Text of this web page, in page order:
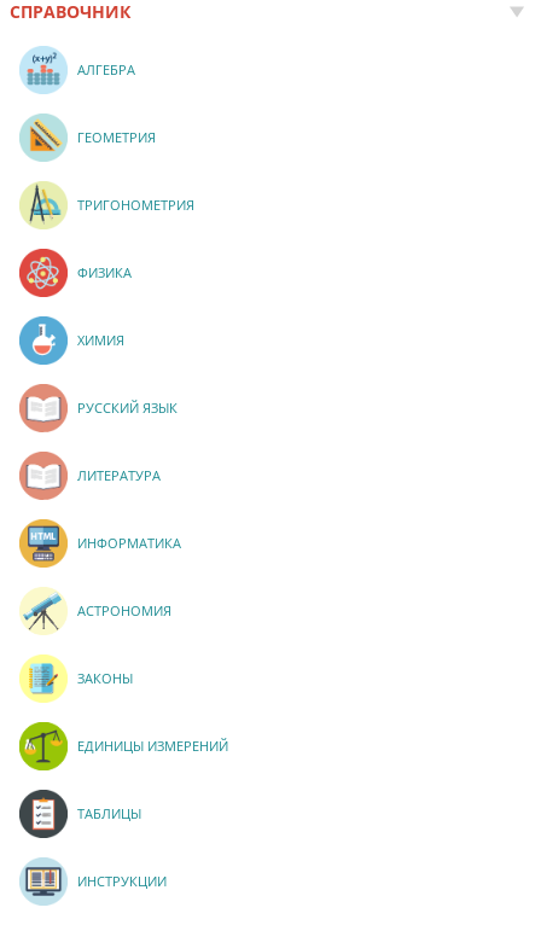
СПРАВОЧНИК
АЛГЕБРА
ГЕОМЕТРИЯ
ТРИГОНОМЕТРИЯ
ФИЗИКА
ХИМИЯ
РУССКИЙ ЯЗЫК
ЛИТЕРАТУРА
ИНФОРМАТИКА
АСТРОНОМИЯ
ЗАКОНЫ
ЕДИНИЦЫ ИЗМЕРЕНИЙ
ТАБЛИЦЫ
ИНСТРУКЦИИ